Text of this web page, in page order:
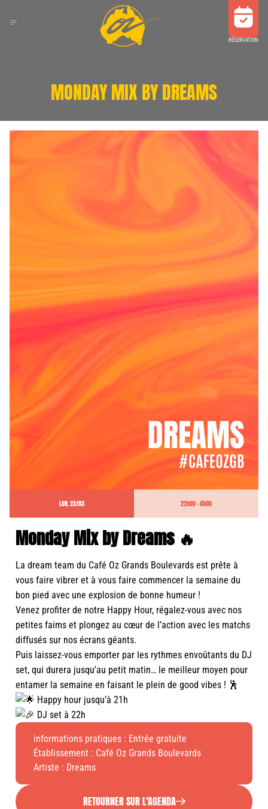
RÉSERVATION
MONDAY MIX BY DREAMS
LUN. 23/03 22h00 - 4h00
Monday Mix by Dreams 🔥
La dream team du Café Oz Grands Boulevards est prête à
vous faire vibrer et à vous faire commencer la semaine du
bon pied avec une explosion de bonne humeur !
Venez profiter de notre Happy Hour, régalez-vous avec nos
petites faims et plongez au cœur de l’action avec les matchs
diffusés sur nos écrans géants.
Puis laissez-vous emporter par les rythmes envoûtants du DJ
set, qui durera jusqu’au petit matin… le meilleur moyen pour
entamer la semaine en faisant le plein de good vibes ! 🕺
Happy hour jusqu’à 21h
DJ set à 22h
informations pratiques : Entrée gratuite
Établissement : Café Oz Grands Boulevards
Artiste : Dreams
RETOURNER SUR L'AGENDA